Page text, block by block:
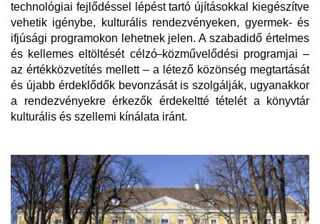
technológiai fejlődéssel lépést tartó újításokkal kiegészítve
vehetik igénybe, kulturális rendezvényeken, gyermek- és
ifjúsági programokon lehetnek jelen. A szabadidő értelmes
és kellemes eltöltését célzó közművelődési programjai –
az értékközvetítés mellett – a létező közönség megtartását
és újabb érdeklődők bevonzását is szolgálják, ugyanakkor
a rendezvényekre érkezők érdekeltté tételét a könyvtár
kulturális és szellemi kínálata iránt.